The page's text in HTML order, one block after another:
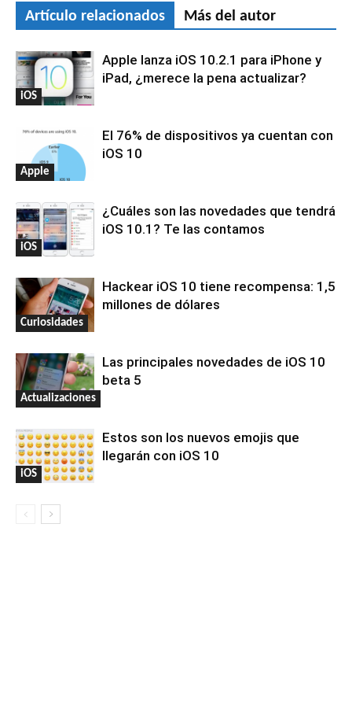
Artículo relacionados Más del autor
iOS
Apple lanza iOS 10.2.1 para iPhone y
iPad, ¿merece la pena actualizar?
Apple
El 76% de dispositivos ya cuentan con
iOS 10
iOS
¿Cuáles son las novedades que tendrá
iOS 10.1? Te las contamos
Curiosidades
Hackear iOS 10 tiene recompensa: 1,5
millones de dólares
Actualizaciones
Las principales novedades de iOS 10
beta 5
iOS
Estos son los nuevos emojis que
llegarán con iOS 10